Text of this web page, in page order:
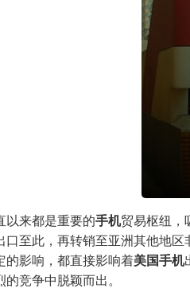
以来都是重要的手机贸易枢纽，
口至此，再转销至亚洲其他地
的影响，都直接影响着美国手机
竞争中脱颖而出。